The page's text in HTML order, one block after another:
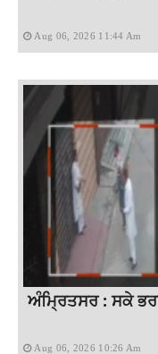
Aug 06, 2026 11:44 Am
ਅੰਮ੍ਰਿਤਸਰ : ਸਕੇ
Aug 06, 2026 10:26 Am